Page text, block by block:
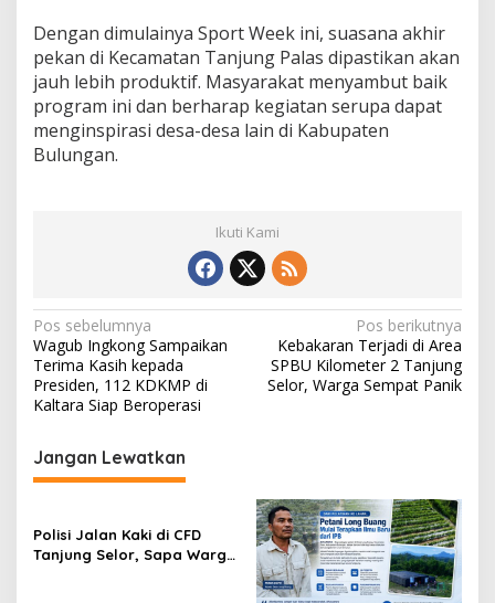
Dengan dimulainya Sport Week ini, suasana akhir
pekan di Kecamatan Tanjung Palas dipastikan akan
jauh lebih produktif. Masyarakat menyambut baik
program ini dan berharap kegiatan serupa dapat
menginspirasi desa-desa lain di Kabupaten
Bulungan.
Ikuti Kami
N
a
v
i
g
a
i
Pos sebelumnya
Wagub Ingkong Sampaikan
Terima Kasih kepada
Presiden, 112 KDKMP di
Kaltara Siap Beroperasi
Pos berikutnya
Kebakaran Terjadi di Area
SPBU Kilometer 2 Tanjung
Selor, Warga Sempat Panik
Jangan Lewatkan
Polisi Jalan Kaki di CFD
Tanjung Selor, Sapa Warga